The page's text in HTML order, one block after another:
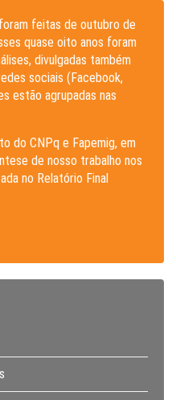
feitas de outubro de
quase oito anos foram
divulgadas também
sociais (Facebook,
estão agrupadas nas
do CNPq e Fapemig, em
de nosso trabalho nos
no Relatório Final